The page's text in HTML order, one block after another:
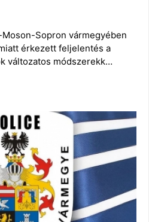
Sopron vármegyében
érkezett feljelentés a
változatos módszerekk…